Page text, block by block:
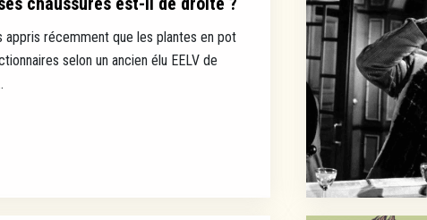
appris récemment que les plantes en pot
selon un ancien élu EELV de